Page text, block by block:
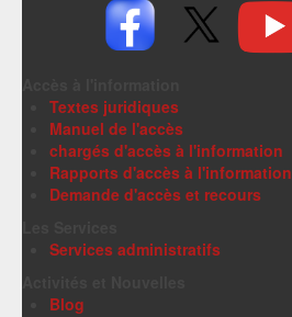
Textes juridiques
Manuel de l'accès
chargés d'accès à l'information
Rapports d'accès à l'information
Demande d'accès et recours
Services administratifs
Blog